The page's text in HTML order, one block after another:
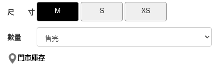
尺 寸 M S XS
數量
門市庫存